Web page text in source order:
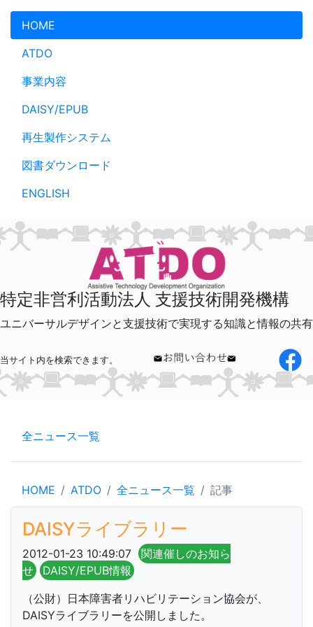
メインコンテンツへスキップ
HOME
ATDO
事業内容
DAISY/EPUB
再生製作システム
図書ダウンロード
ENGLISH
特定非営利活動法人 支援技術開発機構
ユニバーサルデザインと支援技術で実現する知識と情報の共有
当サイト内を検索できます。
全ニュース一覧
HOME ATDO 全ニュース一覧 記事
DAISYライブラリー
2012-01-23 10:49:07
関連催しのお知ら
せ
DAISY/EPUB情報
（公財）日本障害者リハビリテーション協会が、
DAISYライブラリーを公開しました。